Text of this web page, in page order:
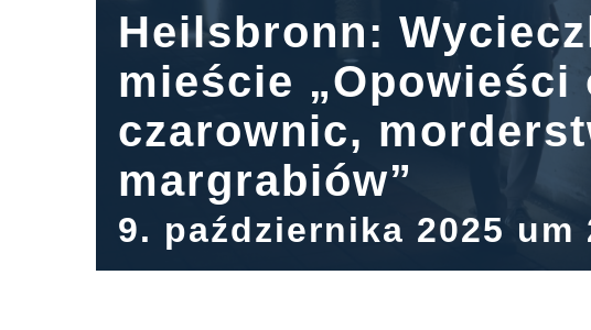
Heilsbronn:
mieście „Opowieści
czarownic,
margrabiów”
9. października 2025 um